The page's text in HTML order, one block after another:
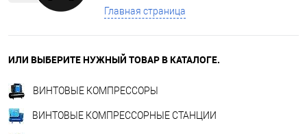
Главная страница
ИЛИ ВЫБЕРИТЕ НУЖНЫЙ ТОВАР В КАТАЛОГЕ.
ВИНТОВЫЕ КОМПРЕССОРЫ
ВИНТОВЫЕ КОМПРЕССОРНЫЕ СТАНЦИИ